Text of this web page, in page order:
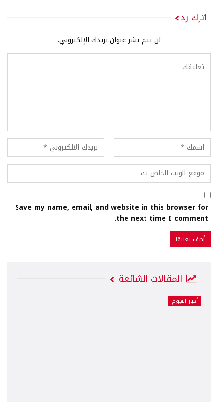
اترك رد
لن يتم نشر عنوان بريدك الإلكتروني.
Save my name, email, and website in this browser for
the next time I comment.
المقالات الشائعة
أخبار النجوم